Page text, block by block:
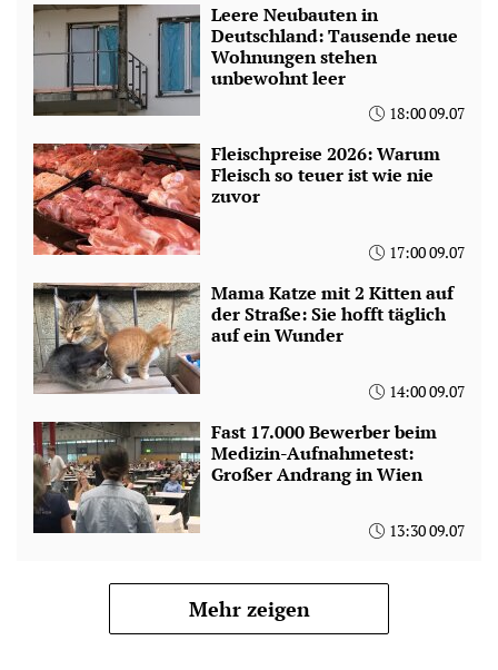
Leere Neubauten in
Deutschland: Tausende neue
Wohnungen stehen
unbewohnt leer
18:00 09.07
Fleischpreise 2026: Warum
Fleisch so teuer ist wie nie
zuvor
17:00 09.07
Mama Katze mit 2 Kitten auf
der Straße: Sie hofft täglich
auf ein Wunder
14:00 09.07
Fast 17.000 Bewerber beim
Medizin-Aufnahmetest:
Großer Andrang in Wien
13:30 09.07
Mehr zeigen